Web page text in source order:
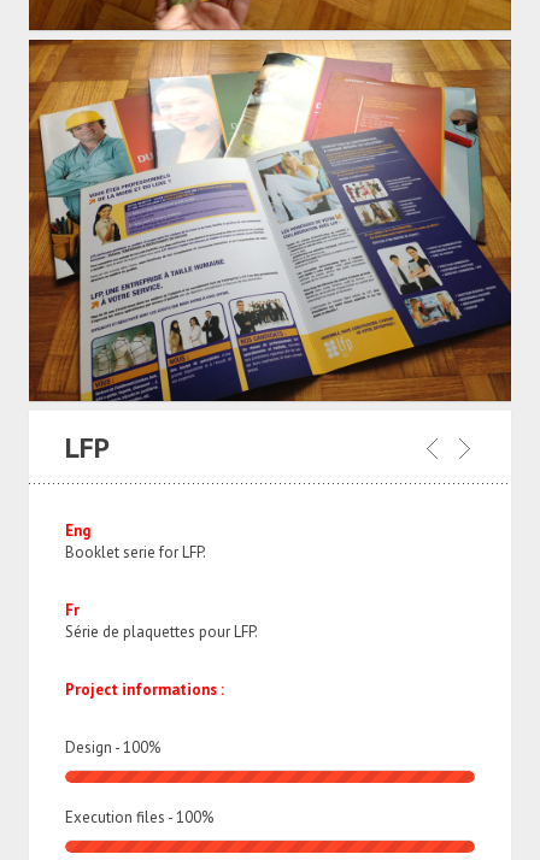
LFP
Eng
Booklet serie for LFP.
Fr
Série de plaquettes pour LFP.
Project informations :
Design -100%
Execution files -100%